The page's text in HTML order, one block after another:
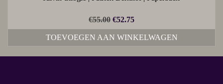
€55.00 €52.75
TOEVOEGEN AAN WINKELWAGEN